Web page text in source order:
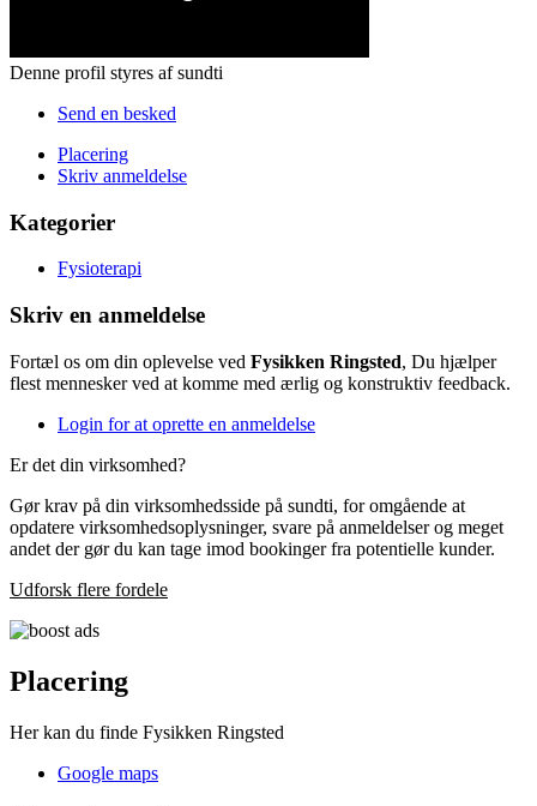
Denne profil styres af sundti
Send en besked
Placering
Skriv anmeldelse
Kategorier
Fysioterapi
Skriv en anmeldelse
Fortæl os om din oplevelse ved Fysikken Ringsted, Du hjælper
flest mennesker ved at komme med ærlig og konstruktiv feedback.
Login for at oprette en anmeldelse
Er det din virksomhed?
Gør krav på din virksomhedsside på sundti, for omgående at
opdatere virksomhedsoplysninger, svare på anmeldelser og meget
andet der gør du kan tage imod bookinger fra potentielle kunder.
Udforsk flere fordele
Placering
Her kan du finde Fysikken Ringsted
Google maps